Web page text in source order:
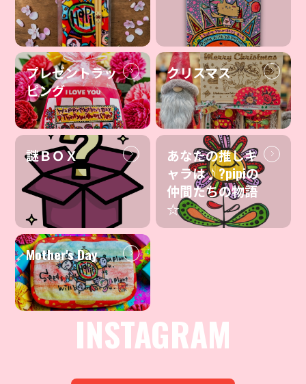
プレゼントラッ
ピング
クリスマス
謎ＢＯＸ
あなたの推しキ
ャラは♪?pipiの
仲間たちの物語
☆
Mother's Day
INSTAGRAM